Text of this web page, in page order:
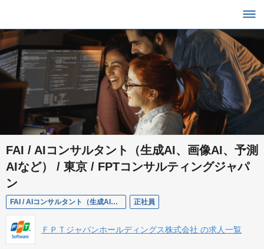
FAI / AIコンサルタント（生成AI、画像AI、予測
AIなど） / 東京 / FPTコンサルティングジャパ
ン
FAI / AIコンサルタント（生成AI、画像AI、予測AIなど） / 東京 / FPTコンサルティングジャパン 正社員
ＦＰＴジャパンホールディングス株式会社 の求人一覧